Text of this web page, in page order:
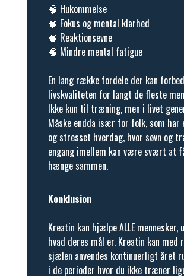
🧠 Hukommelse
🧠 Fokus og mental klarhed
🧠 Reaktionsevne
🧠 Mindre mental fatigue
En lang række fordele der kan
livskvaliteten for langt de fleste
Ikke kun til træning, men i livet
Måske endda især for folk, som har
og stresset hverdag, hvor søvn og
engang imellem kan være svært at
hænge sammen.
Konklusion
Kreatin kan hjælpe ALLE mennesker,
hvad deres mål er. Kreatin kan med
sjælen anvendes kontinuerligt året
i de perioder hvor du ikke træner